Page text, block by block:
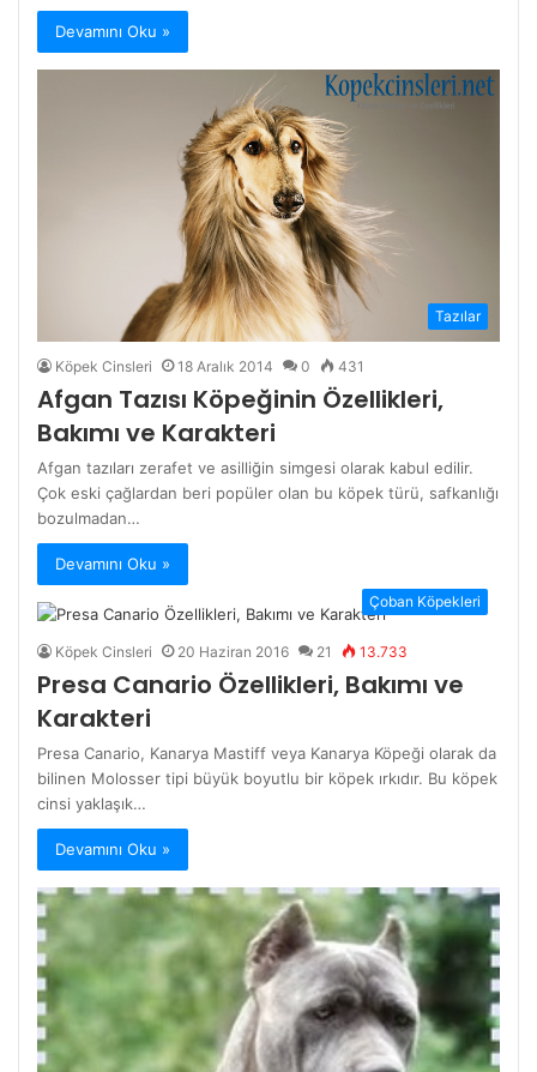
Devamını Oku »
Tazılar
Köpek Cinsleri 18 Aralık 2014 0 431
Afgan Tazısı Köpeğinin Özellikleri,
Bakımı ve Karakteri
Afgan tazıları zerafet ve asilliğin simgesi olarak kabul edilir.
Çok eski çağlardan beri popüler olan bu köpek türü, safkanlığı
bozulmadan…
Devamını Oku »
Çoban Köpekleri
Köpek Cinsleri 20 Haziran 2016 21 13.733
Presa Canario Özellikleri, Bakımı ve
Karakteri
Presa Canario, Kanarya Mastiff veya Kanarya Köpeği olarak da
bilinen Molosser tipi büyük boyutlu bir köpek ırkıdır. Bu köpek
cinsi yaklaşık…
Devamını Oku »